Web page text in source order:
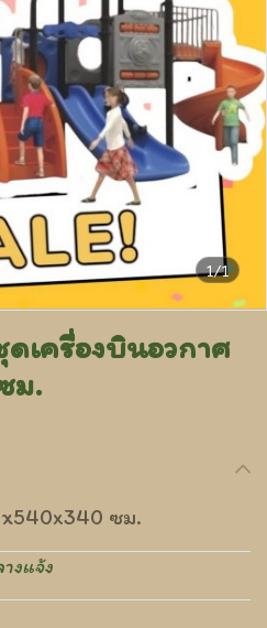
1/1
เครื่องบินอวกาศ
ม.
ซม.
งแจ้ง